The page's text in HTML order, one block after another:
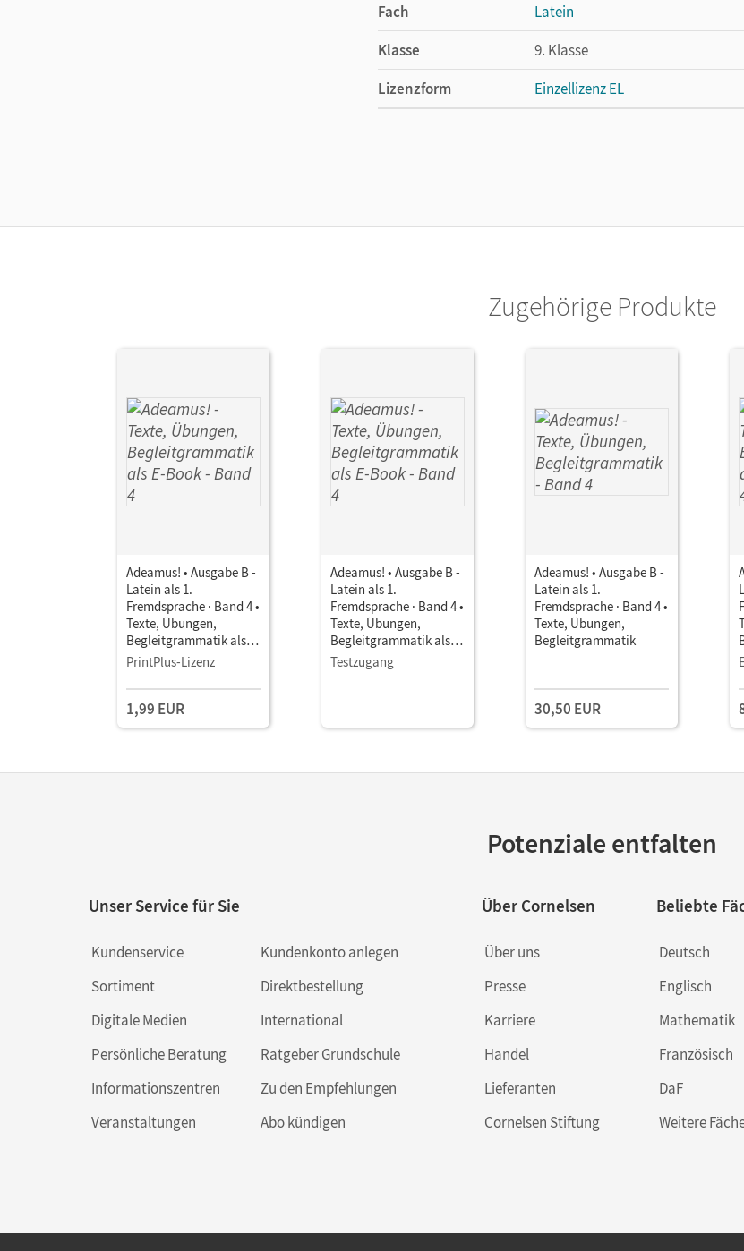
Fach
Latein
Klasse
9. Klasse
Lizenzform
Einzellizenz EL
Zugehörige Produkte
Adeamus! • Ausgabe B -
Latein als 1.
Fremdsprache · Band 4 •
Texte, Übungen,
Begleitgrammatik als E-
Book
PrintPlus-Lizenz
1,99 EUR
Adeamus! • Ausgabe B -
Latein als 1.
Fremdsprache · Band 4 •
Texte, Übungen,
Begleitgrammatik als E-
Book
Testzugang
Adeamus! • Ausgabe B -
Latein als 1.
Fremdsprache · Band 4 •
Texte, Übungen,
Begleitgrammatik
30,50 EUR
Potenziale entfalten
Unser Service für Sie
Kundenservice
Sortiment
Digitale Medien
Persönliche Beratung
Informationszentren
Veranstaltungen
Kundenkonto anlegen
Direktbestellung
International
Ratgeber Grundschule
Zu den Empfehlungen
Abo kündigen
Über Cornelsen
Über uns
Presse
Karriere
Handel
Lieferanten
Cornelsen Stiftung
Beliebte
Deutsch
Englisch
Mathematik
Französisch
DaF
Weitere